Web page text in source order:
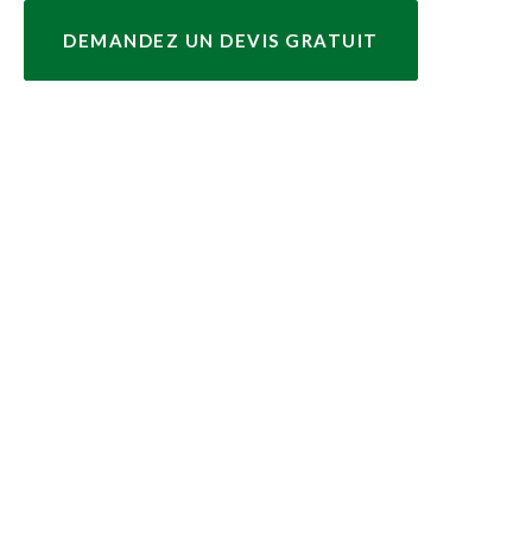
DEMANDEZ UN DEVIS GRATUIT